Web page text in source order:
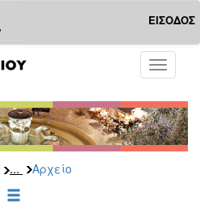
ΕΙΣΟΔΟΣ
Toggle
... Αρχείο